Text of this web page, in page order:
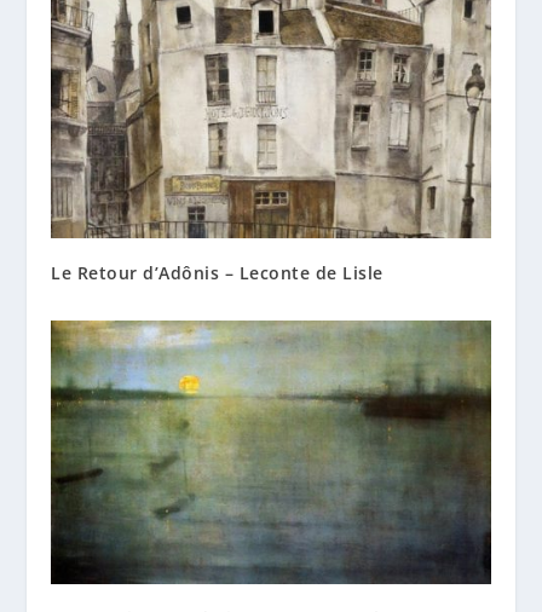
Le Retour d’Adônis – Leconte de Lisle